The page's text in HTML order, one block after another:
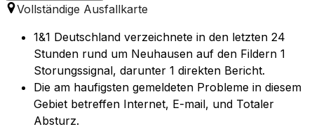
Vollständige Ausfallkarte
1&1 Deutschland verzeichnete in den letzten 24
Stunden rund um Neuhausen auf den Fildern 1
Storungssignal, darunter 1 direkten Bericht.
Die am haufigsten gemeldeten Probleme in diesem
Gebiet betreffen Internet, E-mail, und Totaler
Absturz.